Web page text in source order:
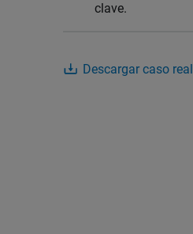
clave.
Descargar caso real